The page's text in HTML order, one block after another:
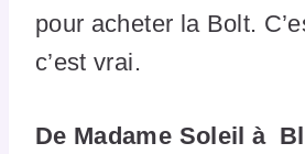
pour acheter la Bolt.
c’est vrai.
De Madame Soleil à